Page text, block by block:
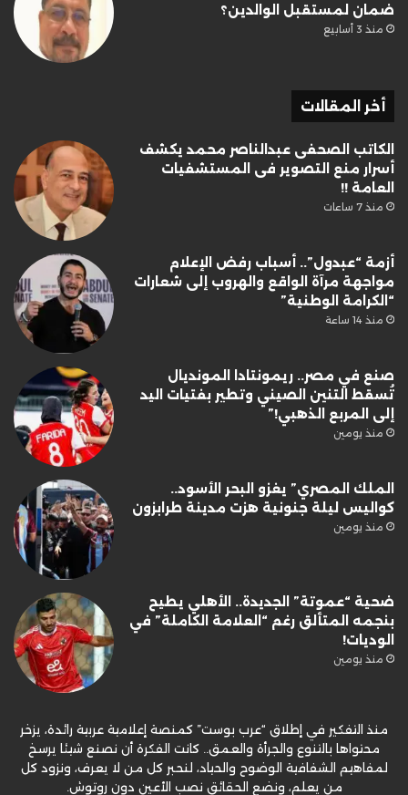
ضمان لمستقبل الوالدين؟
منذ 3 أسابيع
أخر المقالات
الكاتب الصحفى عبدالناصر محمد يكشف
أسرار منع التصوير فى المستشفيات
العامة !!
منذ 7 ساعات
أزمة “عبدول”.. أسباب رفض الإعلام
مواجهة مرآة الواقع والهروب إلى شعارات
“الكرامة الوطنية”
منذ 14 ساعة
صنع في مصر.. ريمونتادا المونديال
تُسقط التنين الصيني وتطير بفتيات اليد
إلى المربع الذهبي!”
منذ يومين
الملك المصري” يغزو البحر الأسود..
كواليس ليلة جنونية هزت مدينة طرابزون
منذ يومين
ضحية “عموتة” الجديدة.. الأهلي يطيح
بنجمه المتألق رغم “العلامة الكاملة” في
الوديات!
منذ يومين
منذ التفكير في إطلاق “عرب بوست” كمنصة إعلامية عربية رائدة، يزخر
محتواها بالتنوع والجرأة والعمق.. كانت الفكرة أن نصنع شيئا يرسخ
لمفاهيم الشفافية الوضوح والحياد، لنحبر كل من لا يعرف، ونزود كل
من يعلم، ونضع الحقائق نصب الأعين دون روتوش.